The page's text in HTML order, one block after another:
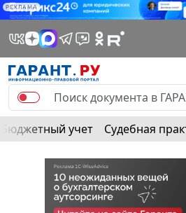
РЕКЛАМА
Бюджетный учет Судебная